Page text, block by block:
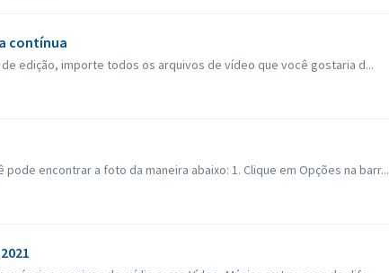
contínua
edição, importe todos os arquivos de vídeo que você gostaria d...
encontrar a foto da maneira abaixo: 1. Clique em Opções na barr...